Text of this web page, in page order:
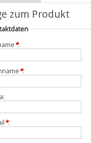
zum Produkt
*:
*:
*: